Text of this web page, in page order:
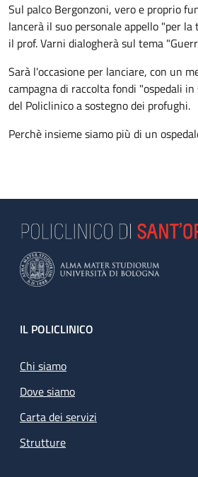
Sul palco Bergonzoni, vero e proprio
lancerà il suo personale appello "per la
il prof. Varni dialogherà sul tema
Sarà l'occasione per lanciare, con un
campagna di raccolta fondi "ospedali
del Policlinico a sostegno dei profughi.
Perchè insieme siamo più di un
Footer
IL POLICLINICO
Chi siamo
Dove siamo
Carta dei servizi
Strutture